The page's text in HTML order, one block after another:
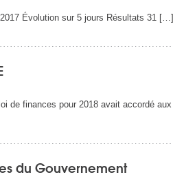
Évolution sur 5 jours Résultats 31 […]
de finances pour 2018 avait accordé aux
du Gouvernement